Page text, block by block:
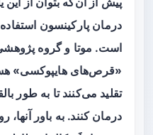
درمان پارکینسون
است. موتا و گروه
«قرص‌های هایپوکسی»
تقلید می‌کنند تا به طور
درمان کنند. به باور